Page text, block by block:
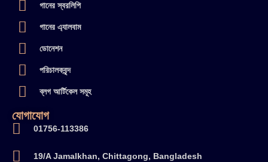
গানের স্বরলিপি
গানের এ্যালবাম
ডোনেশন
পরিচালকবৃন্দ
ব্লগ আর্টিকেল সমূহ
যোগাযোগ
01756-113386
19/A Jamalkhan, Chittagong, Bangladesh